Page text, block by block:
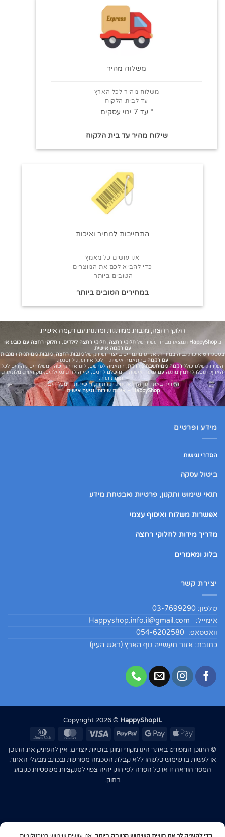
משלוח מהיר
משלוח מהיר לכל הארץ
עד לבית הלקוח
* עד 7 ימי עסקים
שילוח מהיר עד בית הלקוח
התחייבות למחיר ואיכות
אנו עושים כל מאמץ
כדי להביא לכם את המוצרים
הטובים ביותר
במחירים הטובים ביותר
חלוקי רחצה, מגבות ממותגות ומתנות עם רקמה אישית
ב־HappyShop תמצאו מבחר עשיר שלחלוקי רחצה,חלוקי רחצה לילדים, ו־חלוקי רחצה עם כובע או
עם רקמה אישית
בסטנדרט איכות גבוה במיוחד. אנחנו מתמחים בייצור ושיווק שלמגבות רחצה,מגבות ממותגותו־מגבות
עם רקמה בהתאמה אישית – לכל אירוע, גיל וסגנון.
השירות שלנו כוללרקמה ממוחשבת מדויקת, התאמה לפי שם, לוגו או הקדשה, ומשלוחים מהירים לכל
הארץ. תוכלו להזמין מתנה עם נגיעה אישית – מושלם לחגים, ימי הולדת, גני ילדים, מקוואות, מלונאות,
חתונות ועוד.
החוויה באתר נוחה, האריזות יוקרתיות, והשירות – מכל הלב.
HappyShop – איכות שירות ונגיעה אישית.
מידע ופרטים
הסדרי נגישות
ביטול עסקה
תנאי שימוש ותקנון, פרטיות ואבטחת מידע
אפשרות משלוח ואיסוף עצמי
מדריך מידות לחלוקי רחצה
בלוג ומאמרים
יצירת קשר
טלפון: 03-7699290
אימייל: Happyshop.info.il@gmail.com
וואטסאפ: 054-6202580
כתובת: אזור תעשייה נוף הארץ (ראש העין)
Copyright 2026 © HappyShopIL
Apple
Google
PayPal
Visa
MasterCard
© התוכן המפורט באתר הינו מקורי ומוגן בזכויות יוצרים. אין להעתיק את התוכן
או לעשות בו שימוש כלשהו ללא קבלת הסכמה מפורשת ובכתב מבעלי האתר.
המפר הוראה זו או כל הפרה לפי חוק יהיה צפוי לסנקציות משפטיות כקבוע
בחוק.